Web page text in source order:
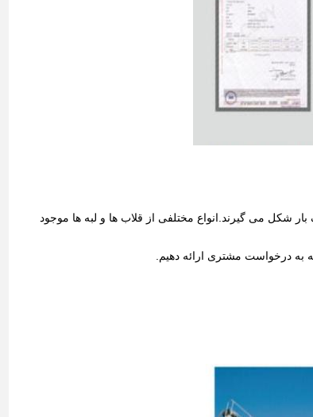
شکل می گیرند.انواع مختلفی از قلاب ها و لبه ها موجود